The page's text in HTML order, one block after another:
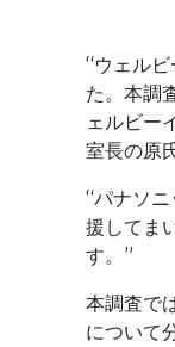
“ウェル
た。本調
ェルビー
室長の原
“パナソ
援してま
す。”
本調査で
について